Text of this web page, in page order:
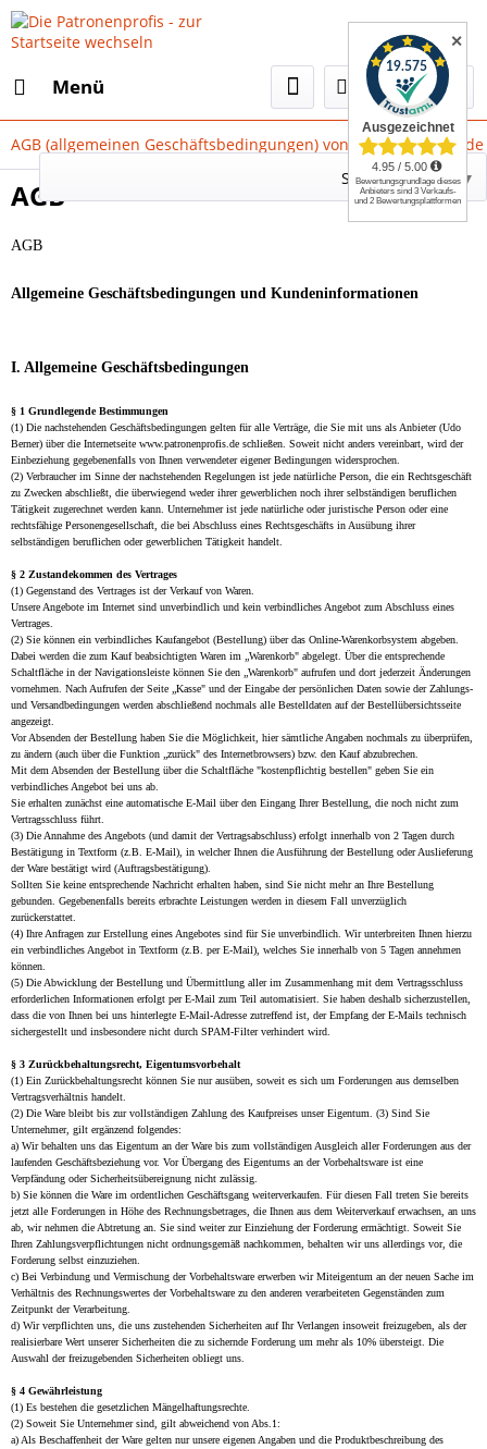
Menü
Select Language▼
AGB (allgemeinen Geschäftsbedingungen) von Patronenprofis.de
AGB
AGB
Allgemeine Geschäftsbedingungen und Kundeninformationen
I. Allgemeine Geschäftsbedingungen
§ 1 Grundlegende Bestimmungen
(1) Die nachstehenden Geschäftsbedingungen gelten für alle Verträge, die Sie mit uns als Anbieter (Udo
Berner) über die Internetseite www.patronenprofis.de schließen. Soweit nicht anders vereinbart, wird der
Einbeziehung gegebenenfalls von Ihnen verwendeter eigener Bedingungen widersprochen.
(2) Verbraucher im Sinne der nachstehenden Regelungen ist jede natürliche Person, die ein Rechtsgeschäft
zu Zwecken abschließt, die überwiegend weder ihrer gewerblichen noch ihrer selbständigen beruflichen
Tätigkeit zugerechnet werden kann. Unternehmer ist jede natürliche oder juristische Person oder eine
rechtsfähige Personengesellschaft, die bei Abschluss eines Rechtsgeschäfts in Ausübung ihrer
selbständigen beruflichen oder gewerblichen Tätigkeit handelt.
§ 2 Zustandekommen des Vertrages
(1) Gegenstand des Vertrages ist der Verkauf von Waren.
Unsere Angebote im Internet sind unverbindlich und kein verbindliches Angebot zum Abschluss eines
Vertrages.
(2) Sie können ein verbindliches Kaufangebot (Bestellung) über das Online-Warenkorbsystem abgeben.
Dabei werden die zum Kauf beabsichtigten Waren im „Warenkorb" abgelegt. Über die entsprechende
Schaltfläche in der Navigationsleiste können Sie den „Warenkorb" aufrufen und dort jederzeit Änderungen
vornehmen. Nach Aufrufen der Seite „Kasse" und der Eingabe der persönlichen Daten sowie der Zahlungs-
und Versandbedingungen werden abschließend nochmals alle Bestelldaten auf der Bestellübersichtsseite
angezeigt.
Vor Absenden der Bestellung haben Sie die Möglichkeit, hier sämtliche Angaben nochmals zu überprüfen,
zu ändern (auch über die Funktion „zurück" des Internetbrowsers) bzw. den Kauf abzubrechen.
Mit dem Absenden der Bestellung über die Schaltfläche "kostenpflichtig bestellen" geben Sie ein
verbindliches Angebot bei uns ab.
Sie erhalten zunächst eine automatische E-Mail über den Eingang Ihrer Bestellung, die noch nicht zum
Vertragsschluss führt.
(3) Die Annahme des Angebots (und damit der Vertragsabschluss) erfolgt innerhalb von 2 Tagen durch
Bestätigung in Textform (z.B. E-Mail), in welcher Ihnen die Ausführung der Bestellung oder Auslieferung
der Ware bestätigt wird (Auftragsbestätigung).
Sollten Sie keine entsprechende Nachricht erhalten haben, sind Sie nicht mehr an Ihre Bestellung
gebunden. Gegebenenfalls bereits erbrachte Leistungen werden in diesem Fall unverzüglich
zurückerstattet.
(4) Ihre Anfragen zur Erstellung eines Angebotes sind für Sie unverbindlich. Wir unterbreiten Ihnen hierzu
ein verbindliches Angebot in Textform (z.B. per E-Mail), welches Sie innerhalb von 5 Tagen annehmen
können.
(5) Die Abwicklung der Bestellung und Übermittlung aller im Zusammenhang mit dem Vertragsschluss
erforderlichen Informationen erfolgt per E-Mail zum Teil automatisiert. Sie haben deshalb sicherzustellen,
dass die von Ihnen bei uns hinterlegte E-Mail-Adresse zutreffend ist, der Empfang der E-Mails technisch
sichergestellt und insbesondere nicht durch SPAM-Filter verhindert wird.
§ 3 Zurückbehaltungsrecht, Eigentumsvorbehalt
(1) Ein Zurückbehaltungsrecht können Sie nur ausüben, soweit es sich um Forderungen aus demselben
Vertragsverhältnis handelt.
(2) Die Ware bleibt bis zur vollständigen Zahlung des Kaufpreises unser Eigentum. (3) Sind Sie
Unternehmer, gilt ergänzend folgendes:
a) Wir behalten uns das Eigentum an der Ware bis zum vollständigen Ausgleich aller Forderungen aus der
laufenden Geschäftsbeziehung vor. Vor Übergang des Eigentums an der Vorbehaltsware ist eine
Verpfändung oder Sicherheitsübereignung nicht zulässig.
b) Sie können die Ware im ordentlichen Geschäftsgang weiterverkaufen. Für diesen Fall treten Sie bereits
jetzt alle Forderungen in Höhe des Rechnungsbetrages, die Ihnen aus dem Weiterverkauf erwachsen, an uns
ab, wir nehmen die Abtretung an. Sie sind weiter zur Einziehung der Forderung ermächtigt. Soweit Sie
Ihren Zahlungsverpflichtungen nicht ordnungsgemäß nachkommen, behalten wir uns allerdings vor, die
Forderung selbst einzuziehen.
c) Bei Verbindung und Vermischung der Vorbehaltsware erwerben wir Miteigentum an der neuen Sache im
Verhältnis des Rechnungswertes der Vorbehaltsware zu den anderen verarbeiteten Gegenständen zum
Zeitpunkt der Verarbeitung.
d) Wir verpflichten uns, die uns zustehenden Sicherheiten auf Ihr Verlangen insoweit freizugeben, als der
realisierbare Wert unserer Sicherheiten die zu sichernde Forderung um mehr als 10% übersteigt. Die
Auswahl der freizugebenden Sicherheiten obliegt uns.
§ 4 Gewährleistung
(1) Es bestehen die gesetzlichen Mängelhaftungsrechte.
(2) Soweit Sie Unternehmer sind, gilt abweichend von Abs.1:
a) Als Beschaffenheit der Ware gelten nur unsere eigenen Angaben und die Produktbeschreibung des
✕